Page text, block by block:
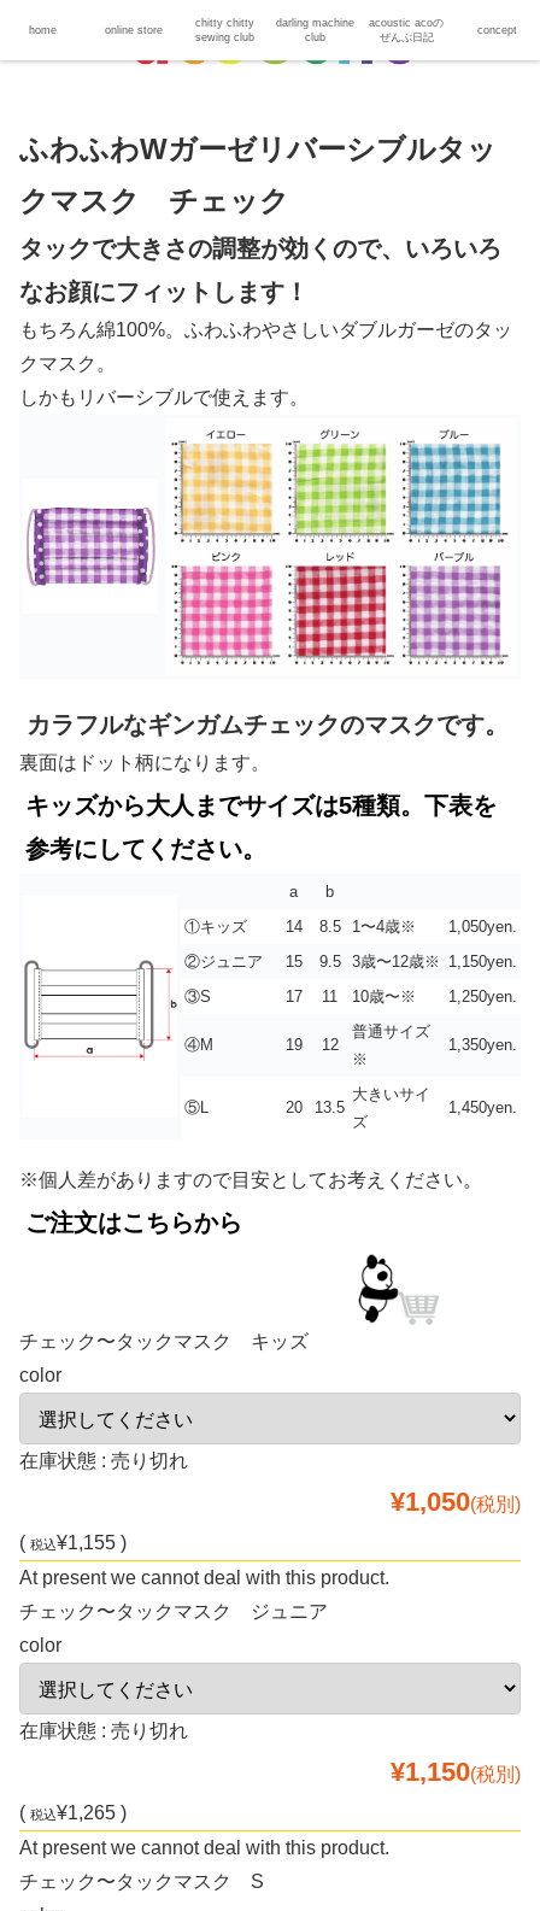
ふわふわWガーゼリバーシブルタッ
クマスク チェック
タックで大きさの調整が効くので、いろいろ
なお顔にフィットします！
もちろん綿100%。ふわふわやさしいダブルガーゼのタッ
クマスク。
しかもリバーシブルで使えます。
カラフルなギンガムチェックのマスクです。
裏面はドット柄になります。
キッズから大人までサイズは5種類。下表を
参考にしてください。
a
b
①キッズ
14 8.5 1〜4歳※
1,050yen.
②ジュニア
15 9.5 3歳〜12歳※
1,150yen.
③S
17 11 10歳〜※ 1,250yen.
④M 19 12
普通サイズ
※
1,350yen.
⑤L 20 13.5
大きいサイ
ズ
1,450yen.
※個人差がありますので目安としてお考えください。
ご注文はこちらから
チェック〜タックマスク キッズ
color
在庫状態 : 売り切れ
¥1,050(税別)
( 税込¥1,155 )
At present we cannot deal with this product.
チェック〜タックマスク ジュニア
color
在庫状態 : 売り切れ
¥1,150(税別)
( 税込¥1,265 )
At present we cannot deal with this product.
チェック〜タックマスク S
home online store
chitty chitty
sewing club
darling machine
club
acoustic acoの
ぜんぶ日記
concept